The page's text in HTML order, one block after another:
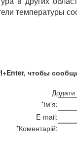
температуры
чтобы
Додати
*Ім'я:
E-mail:
*Коментарій: